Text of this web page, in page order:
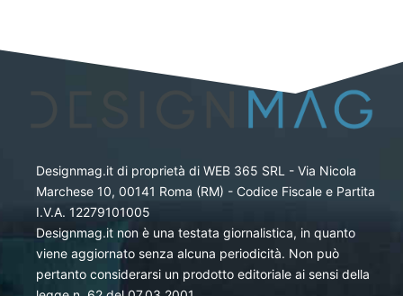
Designmag.it di proprietà di WEB 365 SRL - Via Nicola
Marchese 10, 00141 Roma (RM) - Codice Fiscale e Partita
I.V.A. 12279101005
Designmag.it non è una testata giornalistica, in quanto
viene aggiornato senza alcuna periodicità. Non può
pertanto considerarsi un prodotto editoriale ai sensi della